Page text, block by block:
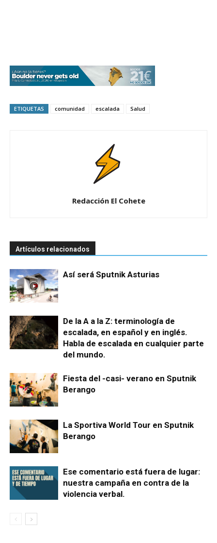
ETIQUETAS comunidad escalada Salud
Redacción El Cohete
Artículos relacionados
Así será Sputnik Asturias
De la A a la Z: terminología de
escalada, en español y en inglés.
Habla de escalada en cualquier parte
del mundo.
Fiesta del -casi- verano en Sputnik
Berango
La Sportiva World Tour en Sputnik
Berango
Ese comentario está fuera de lugar:
nuestra campaña en contra de la
violencia verbal.